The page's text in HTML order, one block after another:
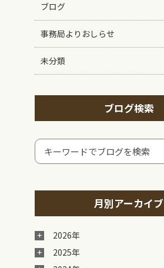
ブログ
事務局よりおしらせ
未分類
ブログ検索
月別アーカイブ
2026年
2025年